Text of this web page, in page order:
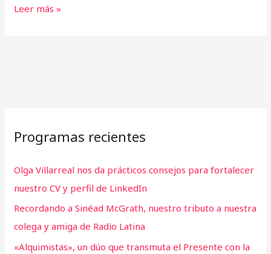
Leer más »
Programas recientes
Olga Villarreal nos da prácticos consejos para fortalecer
nuestro CV y perfil de LinkedIn
Recordando a Sinéad McGrath, nuestro tributo a nuestra
colega y amiga de Radio Latina
«Alquimistas», un dúo que transmuta el Presente con la